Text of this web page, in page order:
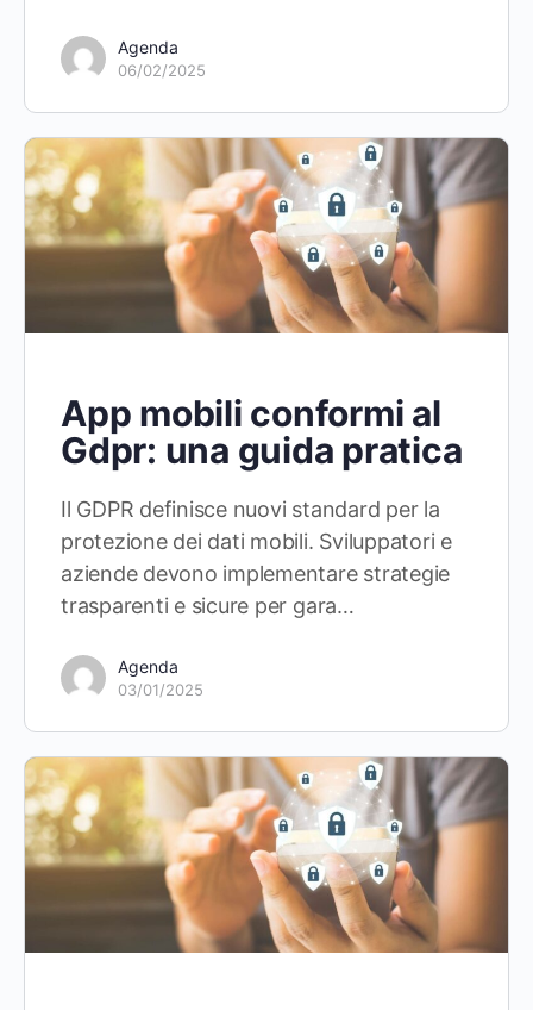
Agenda
06/02/2025
App mobili conformi al
Gdpr: una guida pratica
Il GDPR definisce nuovi standard per la
protezione dei dati mobili. Sviluppatori e
aziende devono implementare strategie
trasparenti e sicure per gara…
Agenda
03/01/2025